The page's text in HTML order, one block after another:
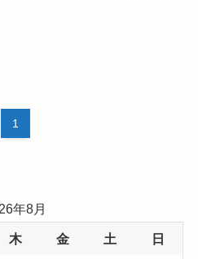
1
年8月
木 金 土 日